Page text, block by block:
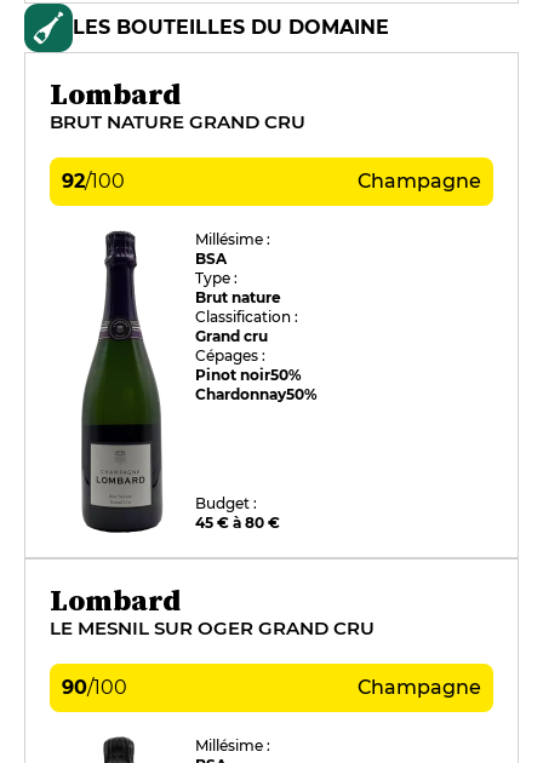
LES BOUTEILLES DU DOMAINE
Lombard
BRUT NATURE GRAND CRU
92/100 Champagne
Millésime :
BSA
Type :
Brut nature
Classification :
Grand cru
Cépages :
Pinot noir50%
Chardonnay50%
Budget :
45 € à 80 €
Lombard
LE MESNIL SUR OGER GRAND CRU
90/100 Champagne
Millésime :